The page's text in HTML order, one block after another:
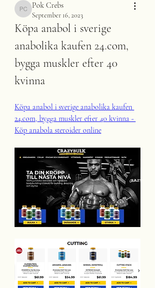
Pok Crebs
Pok Crebs
September 16, 2023
Köpa anabol i sverige
anabolika kaufen 24.com,
bygga muskler efter 40
kvinna
Köpa anabol i sverige anabolika kaufen
24.com, bygga muskler efter 40 kvinna -
Köp anabola steroider online